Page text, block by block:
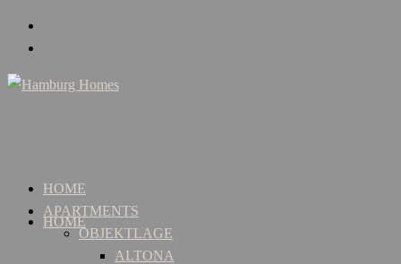
HOME
HOME
APARTMENTS
OBJEKTLAGE
ALTONA